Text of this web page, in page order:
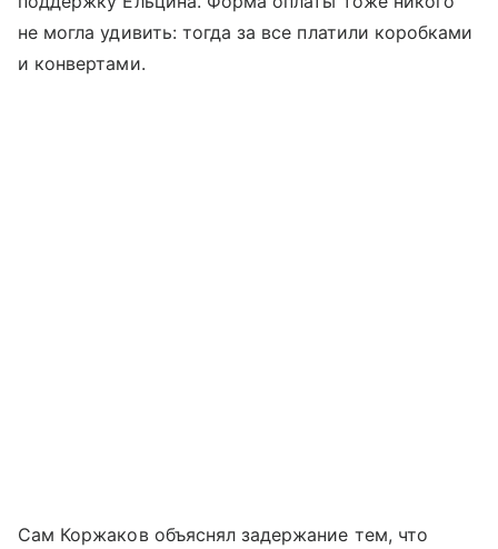
не могла удивить: тогда за все платили коробками
и конвертами.
Сам Коржаков объяснял задержание тем, что